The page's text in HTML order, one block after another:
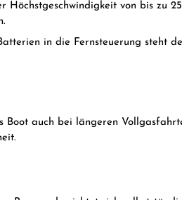
von bis zu
in die Fernsteuerung steht
auch bei längeren